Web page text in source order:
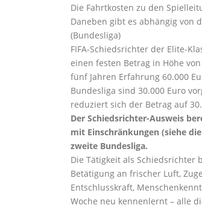
Die Fahrtkosten zu den
Daneben gibt es abhängig von
(Bundesliga)
FIFA-Schiedsrichter der Elite-
einen festen Betrag in Höhe
fünf Jahren Erfahrung 60.000
Bundesliga sind 30.000 Euro
reduziert sich der Betrag auf
Der Schiedsrichter-Ausweis
mit Einschränkungen (siehe
zweite Bundesliga.
Die Tätigkeit als
Betätigung an frischer Luft,
Entschlusskraft,
Woche neu kennenlernt – alle